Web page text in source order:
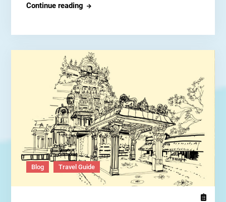
Continue readingஹோட்டல்
Blog Travel Guide